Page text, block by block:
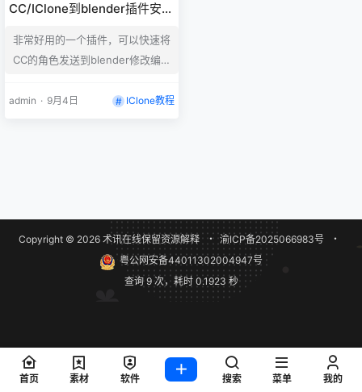
CC/IClone到blender插件安装
Plugin in CC/iC
非常好用的一个插件，可以快速将
CC的角色发送到blender修改编
one做好的动画发到blender里面
admin · 9月4日 IClone教程
Copyright © 2026术讯在线保留资源解释 ・ 渝ICP备2025066983号
・
粤公网安备44011302004947号
查询 9 次，耗时 0.1923 秒
首页 素材 软件 搜索 菜单 我的